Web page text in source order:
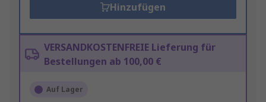
Hinzufügen
VERSANDKOSTENFREIE Lieferung für
Bestellungen ab 100,00 €
Auf Lager